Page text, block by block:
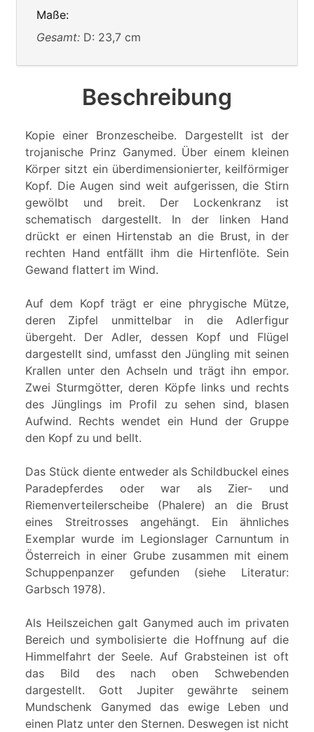
Maße:
Gesamt: D: 23,7 cm
Beschreibung
Kopie einer Bronzescheibe. Dargestellt ist der
trojanische Prinz Ganymed. Über einem kleinen
Körper sitzt ein überdimensionierter, keilförmiger
Kopf. Die Augen sind weit aufgerissen, die Stirn
gewölbt und breit. Der Lockenkranz ist
schematisch dargestellt. In der linken Hand
drückt er einen Hirtenstab an die Brust, in der
rechten Hand entfällt ihm die Hirtenflöte. Sein
Gewand flattert im Wind.
Auf dem Kopf trägt er eine phrygische Mütze,
deren Zipfel unmittelbar in die Adlerfigur
übergeht. Der Adler, dessen Kopf und Flügel
dargestellt sind, umfasst den Jüngling mit seinen
Krallen unter den Achseln und trägt ihn empor.
Zwei Sturmgötter, deren Köpfe links und rechts
des Jünglings im Profil zu sehen sind, blasen
Aufwind. Rechts wendet ein Hund der Gruppe
den Kopf zu und bellt.
Das Stück diente entweder als Schildbuckel eines
Paradepferdes oder war als Zier- und
Riemenverteilerscheibe (Phalere) an die Brust
eines Streitrosses angehängt. Ein ähnliches
Exemplar wurde im Legionslager Carnuntum in
Österreich in einer Grube zusammen mit einem
Schuppenpanzer gefunden (siehe Literatur:
Garbsch 1978).
Als Heilszeichen galt Ganymed auch im privaten
Bereich und symbolisierte die Hoffnung auf die
Himmelfahrt der Seele. Auf Grabsteinen ist oft
das Bild des nach oben Schwebenden
dargestellt. Gott Jupiter gewährte seinem
Mundschenk Ganymed das ewige Leben und
einen Platz unter den Sternen. Deswegen ist nicht